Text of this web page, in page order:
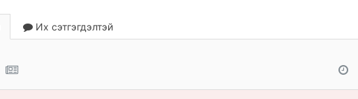
Их сэтгэгдэлтэй